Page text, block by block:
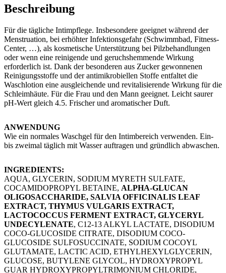
Beschreibung
​Für die tägliche Intimpflege. Insbesondere geeignet während der
Menstruation, bei erhöhter Infektionsgefahr (Schwimmbad, Fitness-
Center, …), als kosmetische Unterstützung bei Pilzbehandlungen
oder wenn eine reinigende und geruchshemmende Wirkung
erforderlich ist. Dank der besonderen aus Zucker gewonnenen
Reinigungsstoffe und der antimikrobiellen Stoffe entfaltet die
Waschlotion eine ausgleichende und revitalisierende Wirkung für die
Schleimhäute. Für die Frau und den Mann geeignet. Leicht saurer
pH-Wert gleich 4.5. Frischer und aromatischer Duft.
ANWENDUNG
Wie ein normales Waschgel für den Intimbereich verwenden. Ein-
bis zweimal täglich mit Wasser auftragen und gründlich abwaschen.
INGREDIENTS:
AQUA, GLYCERIN, SODIUM MYRETH SULFATE,
COCAMIDOPROPYL BETAINE, ALPHA-GLUCAN
OLIGOSACCHARIDE, SALVIA OFFICINALIS LEAF
EXTRACT, THYMUS VULGARIS EXTRACT,
LACTOCOCCUS FERMENT EXTRACT, GLYCERYL
UNDECYLENATE, C12-13 ALKYL LACTATE, DISODIUM
COCO-GLUCOSIDE CITRATE, DISODIUM COCO-
GLUCOSIDE SULFOSUCCINATE, SODIUM COCOYL
GLUTAMATE, LACTIC ACID, ETHYLHEXYLGLYCERIN,
GLUCOSE, BUTYLENE GLYCOL, HYDROXYPROPYL
GUAR HYDROXYPROPYLTRIMONIUM CHLORIDE,